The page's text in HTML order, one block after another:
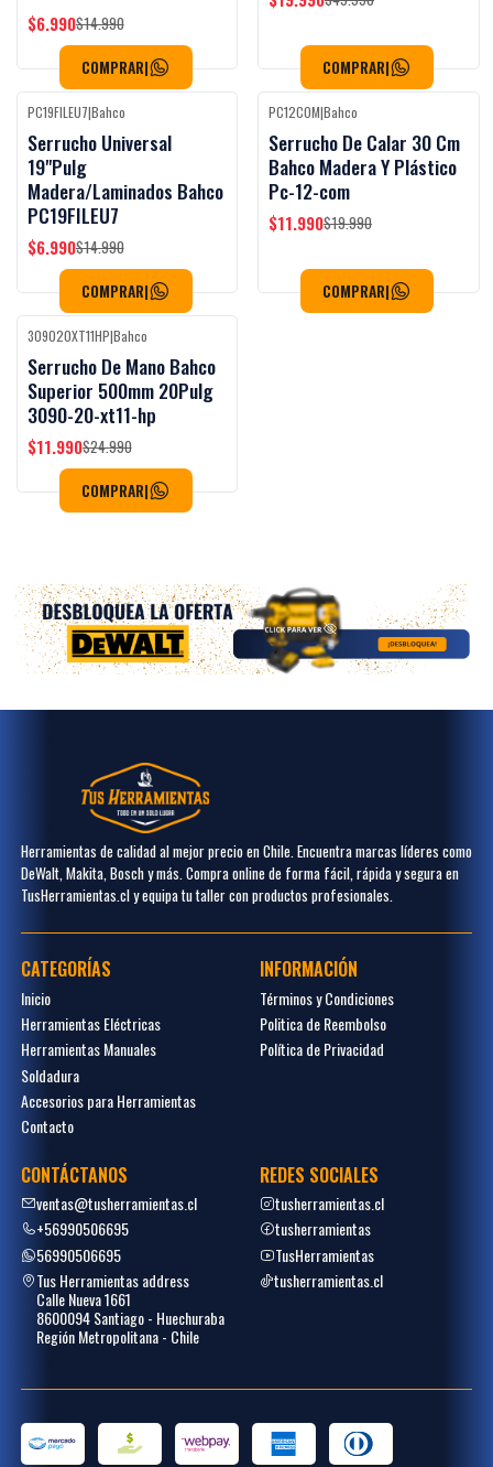
$6.990$14.990
COMPRAR| COMPRAR|
-53%OFF
PC19FILEU7|Bahco
Serrucho Universal
19"Pulg
Madera/Laminados Bahco
PC19FILEU7
$6.990$14.990
COMPRAR|
-40%OFF
PC12COM|Bahco
Serrucho De Calar 30 Cm
Bahco Madera Y Plástico
Pc-12-com
$11.990$19.990
COMPRAR|
-52%OFF
309020XT11HP|Bahco
Serrucho De Mano Bahco
Superior 500mm 20Pulg
3090-20-xt11-hp
$11.990$24.990
COMPRAR|
Herramientas de calidad al mejor precio en Chile. Encuentra marcas líderes como
DeWalt, Makita, Bosch y más. Compra online de forma fácil, rápida y segura en
TusHerramientas.cl y equipa tu taller con productos profesionales.
CATEGORÍAS
Inicio
Herramientas Eléctricas
Herramientas Manuales
Soldadura
Accesorios para Herramientas
Contacto
INFORMACIÓN
Términos y Condiciones
Politica de Reembolso
Política de Privacidad
CONTÁCTANOS
ventas@tusherramientas.cl
+56990506695
56990506695
Tus Herramientas address
Calle Nueva 1661
8600094 Santiago - Huechuraba
Región Metropolitana - Chile
REDES SOCIALES
tusherramientas.cl
tusherramientas
TusHerramientas
tusherramientas.cl